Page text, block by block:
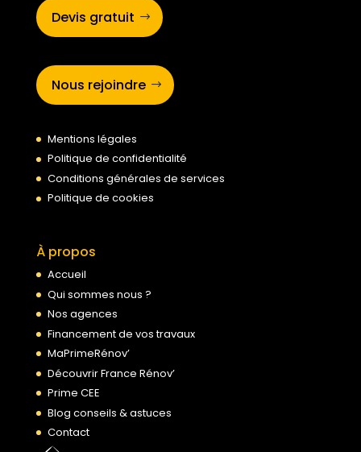
Devis gratuit
Nous rejoindre
Mentions légales
Politique de confidentialité
Conditions générales de services
Politique de cookies
À propos
Accueil
Qui sommes nous ?
Nos agences
Financement de vos travaux
MaPrimeRénov’
Découvrir France Rénov’
Prime CEE
Blog conseils & astuces
Contact